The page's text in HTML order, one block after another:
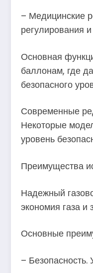
– Медицинские
регулирования
Основная
баллонам, где
безопасного
Современные
Некоторые
уровень
Преимущества
Надежный
экономия газа и
Основные
– Безопасность.